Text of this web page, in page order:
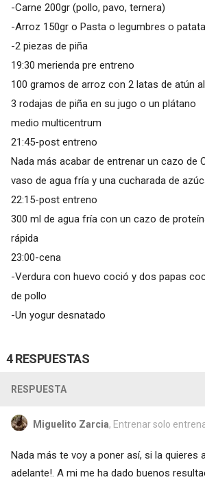
-Carne 200gr (pollo, pavo, ternera)
-Arroz 150gr o Pasta o legumbres o patata
-2 piezas de piña
19:30 merienda pre entreno
100 gramos de arroz con 2 latas de atún
3 rodajas de piña en su jugo o un plátano
medio multicentrum
21:45-post entreno
Nada más acabar de entrenar un cazo de
vaso de agua fría y una cucharada de
22:15-post entreno
300 ml de agua fría con un cazo de
rápida
23:00-cena
-Verdura con huevo coció y dos papas
de pollo
-Un yogur desnatado
4 RESPUESTAS
RESPUESTA
Miguelito Zarcia, Entrenar solo
Nada más te voy a poner así, si la quieres
adelante!. A mi me ha dado buenos